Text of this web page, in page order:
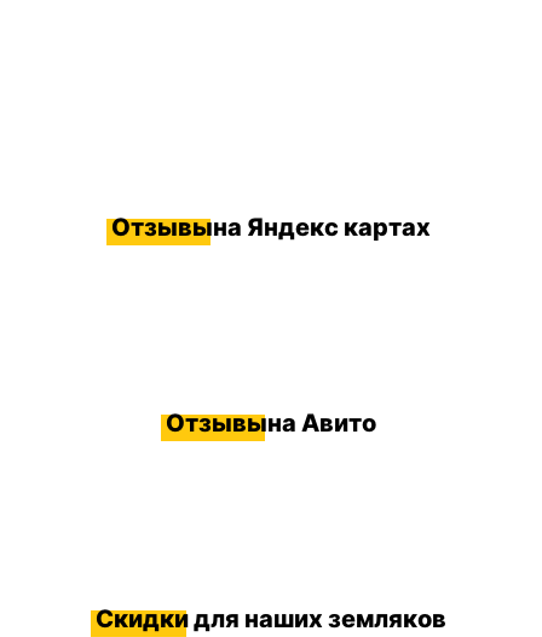
Отзывына Яндекс картах
Отзывына Авито
Скидкидля наших земляков